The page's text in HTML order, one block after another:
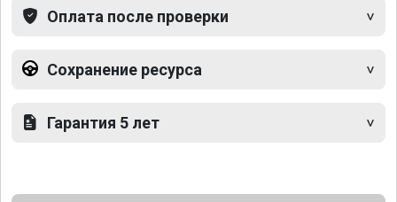
Оплата после проверки
Сохранение ресурса
Гарантия 5 лет